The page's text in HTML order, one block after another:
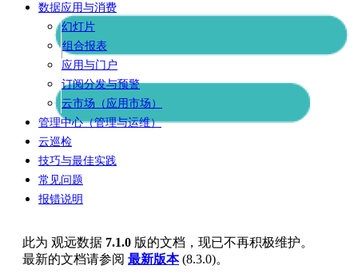
数据应用与消费
幻灯片
组合报表
应用与门户
订阅分发与预警
云市场（应用市场）
管理中心（管理与运维）
云巡检
技巧与最佳实践
常见问题
报错说明
此为 观远数据 7.1.0 版的文档，现已不再积极维护。
最新的文档请参阅 最新版本(8.3.0)。